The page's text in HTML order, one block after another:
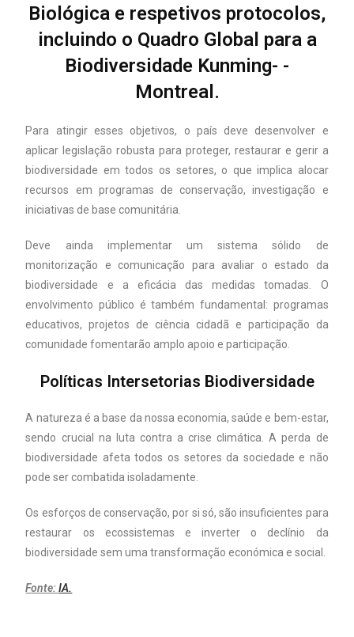
Biológica e respetivos protocolos,
incluindo o Quadro Global para a
Biodiversidade Kunming- -
Montreal.
Para atingir esses objetivos, o país deve desenvolver e
aplicar legislação robusta para proteger, restaurar e gerir a
biodiversidade em todos os setores, o que implica alocar
recursos em programas de conservação, investigação e
iniciativas de base comunitária.
Deve ainda implementar um sistema sólido de
monitorização e comunicação para avaliar o estado da
biodiversidade e a eficácia das medidas tomadas. O
envolvimento público é também fundamental: programas
educativos, projetos de ciência cidadã e participação da
comunidade fomentarão amplo apoio e participação.
Políticas Intersetorias Biodiversidade
A natureza é a base da nossa economia, saúde e bem-estar,
sendo crucial na luta contra a crise climática. A perda de
biodiversidade afeta todos os setores da sociedade e não
pode ser combatida isoladamente.
Os esforços de conservação, por si só, são insuficientes para
restaurar os ecossistemas e inverter o declínio da
biodiversidade sem uma transformação económica e social.
Fonte:IA.